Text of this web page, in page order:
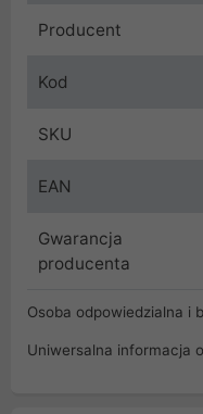
Producent
Kod
SKU
EAN
Gwarancja
producenta
Osoba odpowiedzialna i
Uniwersalna informacja